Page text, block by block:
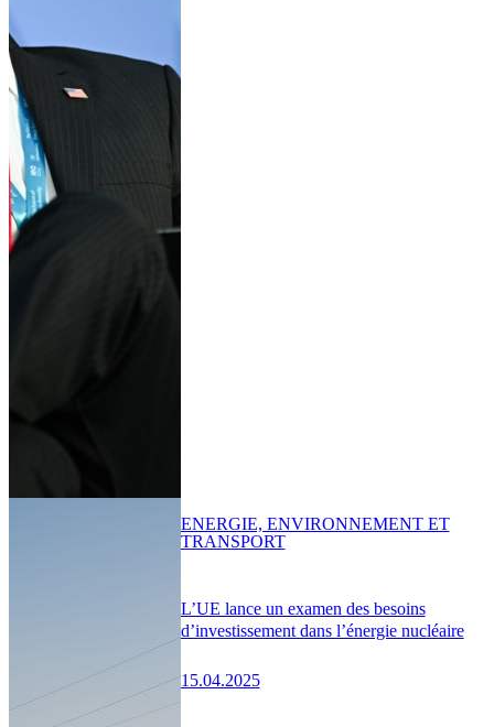
L’UE lance un examen des besoins
d’investissement dans l’énergie nucléaire
15.04.2025
ENERGIE, ENVIRONNEMENT ET
TRANSPORT